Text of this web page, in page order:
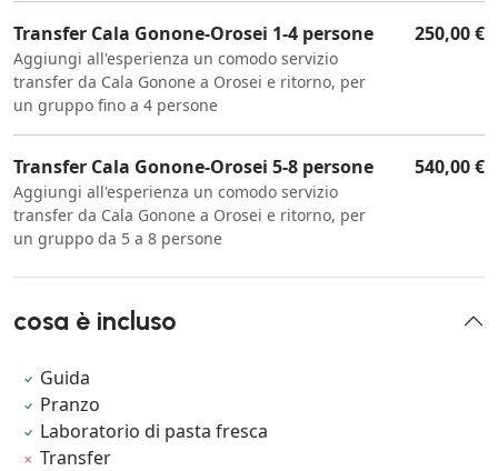
Transfer Cala Gonone-Orosei 1-4 persone
Aggiungi all'esperienza un comodo servizio
transfer da Cala Gonone a Orosei e ritorno, per
un gruppo fino a 4 persone
250,00 €
Transfer Cala Gonone-Orosei 5-8 persone
Aggiungi all'esperienza un comodo servizio
transfer da Cala Gonone a Orosei e ritorno, per
un gruppo da 5 a 8 persone
540,00 €
cosa è incluso
Guida
Pranzo
Laboratorio di pasta fresca
Transfer